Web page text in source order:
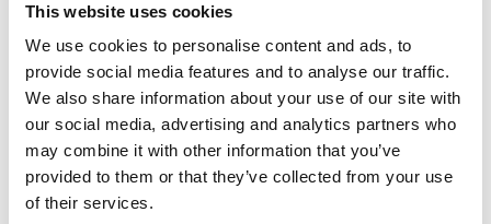
This website uses cookies
We use cookies to personalise content and ads, to
provide social media features and to analyse our traffic.
We also share information about your use of our site with
our social media, advertising and analytics partners who
may combine it with other information that you’ve
provided to them or that they’ve collected from your use
of their services.